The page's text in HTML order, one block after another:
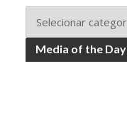
Media of the Day